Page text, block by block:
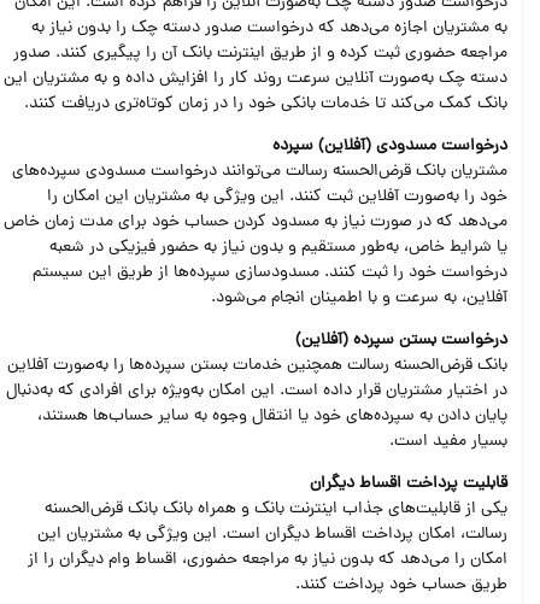
به مشتریان اجازه می‌دهد که درخواست صدور دسته چک را بدون نیاز به
مراجعه حضوری ثبت کرده و از طریق اینترنت بانک آن را پیگیری کنند. صدور
دسته چک به‌صورت آنلاین سرعت روند کار را افزایش داده و به مشتریان این
بانک کمک می‌کند تا خدمات بانکی خود را در زمان کوتاه‌تری دریافت کنند.
درخواست مسدودی (آفلاین) سپرده
مشتریان بانک قرض‌الحسنه رسالت می‌توانند درخواست مسدودی سپرده‌های
خود را به‌صورت آفلاین ثبت کنند. این ویژگی به مشتریان این امکان را
می‌دهد که در صورت نیاز به مسدود کردن حساب خود برای مدت زمان خاص
یا شرایط خاص، به‌طور مستقیم و بدون نیاز به حضور فیزیکی در شعبه
درخواست خود را ثبت کنند. مسدودسازی سپرده‌ها از طریق این سیستم
آفلاین، به سرعت و با اطمینان انجام می‌شود.
درخواست بستن سپرده (آفلاین)
بانک قرض‌الحسنه رسالت همچنین خدمات بستن سپرده‌ها را به‌صورت آفلاین
در اختیار مشتریان قرار داده است. این امکان به‌ویژه برای افرادی که به‌دنبال
پایان دادن به سپرده‌های خود یا انتقال وجوه به سایر حساب‌ها هستند،
بسیار مفید است.
قابلیت پرداخت اقساط دیگران
یکی از قابلیت‌های جذاب اینترنت بانک و همراه بانک بانک قرض‌الحسنه
رسالت، امکان پرداخت اقساط دیگران است. این ویژگی به مشتریان این
امکان را می‌دهد که بدون نیاز به مراجعه حضوری، اقساط وام دیگران را از
طریق حساب خود پرداخت کنند.